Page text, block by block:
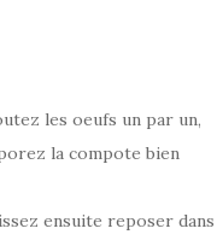
les oeufs un par un,
la compote bien
ensuite reposer